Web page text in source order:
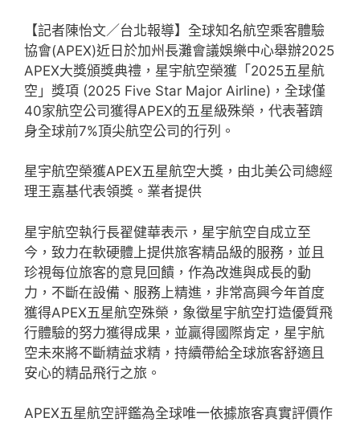
【記者陳怡文／台北報導】全球知名航空乘客體驗
協會(APEX)近日於加州長灘會議娛樂中心舉辦2025
APEX大獎頒獎典禮，星宇航空榮獲「2025五星航
空」獎項 (2025 Five Star Major Airline)，全球僅
40家航空公司獲得APEX的五星級殊榮，代表著躋
身全球前7%頂尖航空公司的行列。
星宇航空榮獲APEX五星航空大獎，由北美公司總經
理王嘉基代表領獎。業者提供
星宇航空執行長翟健華表示，星宇航空自成立至
今，致力在軟硬體上提供旅客精品級的服務，並且
珍視每位旅客的意見回饋，作為改進與成長的動
力，不斷在設備、服務上精進，非常高興今年首度
獲得APEX五星航空殊榮，象徵星宇航空打造優質飛
行體驗的努力獲得成果，並贏得國際肯定，星宇航
空未來將不斷精益求精，持續帶給全球旅客舒適且
安心的精品飛行之旅。
APEX五星航空評鑑為全球唯一依據旅客真實評價作